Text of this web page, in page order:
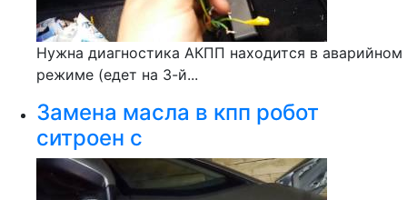
Нужна диагностика АКПП находится в аварийном
режиме (едет на 3-й...
Замена масла в кпп робот
ситроен с